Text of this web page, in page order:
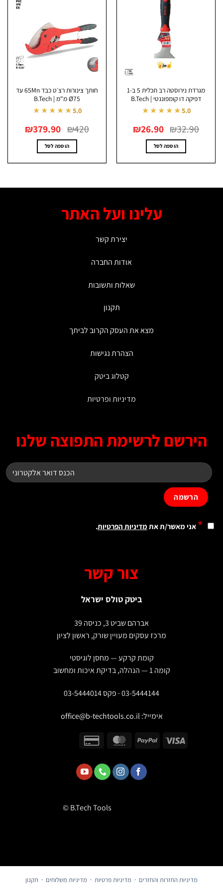
מגרדת נירוסטה רב תכלית 5 ב-1
דפיקה דו קומפוננטי | B.Tech
★★★★★
₪32.90 המקורי
היה:
₪32.90.
₪26.90 הנוכחי
הוא:
₪26.90.
הוספה לסל
חותך צינורות רצ׳ט כבד 65Mn עד
★★★★★
₪ המקורי
היה:
₪420.
₪379.90 הנוכחי
הוא:
₪379.90.
הוספה לסל
עלינו ועל האתר
יצירת קשר
אודות החברה
שאלות ותשובות
מצא את העסק הקרוב לביתך
הצהרת נגישות
קטלוג ביטק
מדיניות ופרטיות
לרשימת התפוצה שלנו
אני מאשר/ת אתמדיניות הפרטיות.
צור קשר
ביטק טולס ישראל
אברהם שביט 3, כניסה 39
מרכז עסקים מעויין שורק, ראשון לציון
קומת קרקע — מחסן לוגיסטי
03-5444144 · פקס 03-5444014
אימייל:office@b-techtools.co.il
© B.Tech Tools
מדיניות החזרות והחזרים ·מדיניות פרטיות·מדיניות משלוחים·תקנון